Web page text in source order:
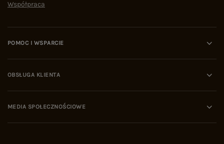
Współpraca
POMOC I WSPARCIE
OBSŁUGA KLIENTA
MEDIA SPOŁECZNOŚCIOWE